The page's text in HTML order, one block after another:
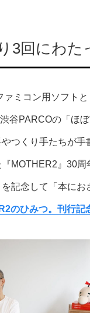
3回にわ
ミコン用ソフト
谷PARCOの「ほ
つくり手たちが手
MOTHER2』30周
記念して「本に
のひみつ。刊行記